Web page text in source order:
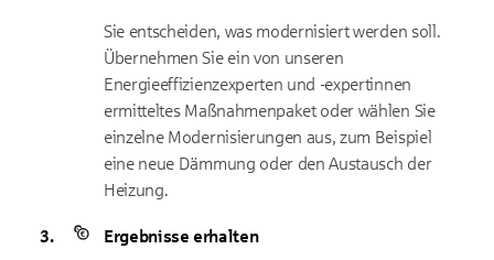
Sie entscheiden, was modernisiert werden soll.
Übernehmen Sie ein von unseren
Energieeffizienzexperten und -expertinnen
ermitteltes Maßnahmenpaket oder wählen Sie
einzelne Modernisierungen aus, zum Beispiel
eine neue Dämmung oder den Austausch der
Heizung.
Ergebnisse erhalten